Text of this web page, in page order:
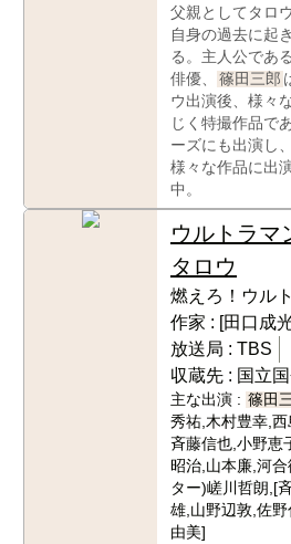
父親としてタロ
自身の過去に起
る。主人公であ
俳優、
篠田三郎
ウ出演後、様々
じく特撮作品で
ーズにも出演し
様々な作品に出
中。
ウルトラマ
タロウ
燃えろ！ウル
作家 : [田口成
放送局 : TBS
収蔵先 : 国立
主な出演 : 篠田
秀祐,木村豊幸,
斉藤信也,小野恵
昭治,山本廉,河
ター)嵯川哲朗,[
雄,山野辺敦,佐
由美]